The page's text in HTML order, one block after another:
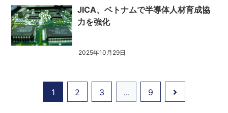
JICA、ベトナムで半導体人材育成協
力を強化
2025年10月29日
1 2 3 … 9